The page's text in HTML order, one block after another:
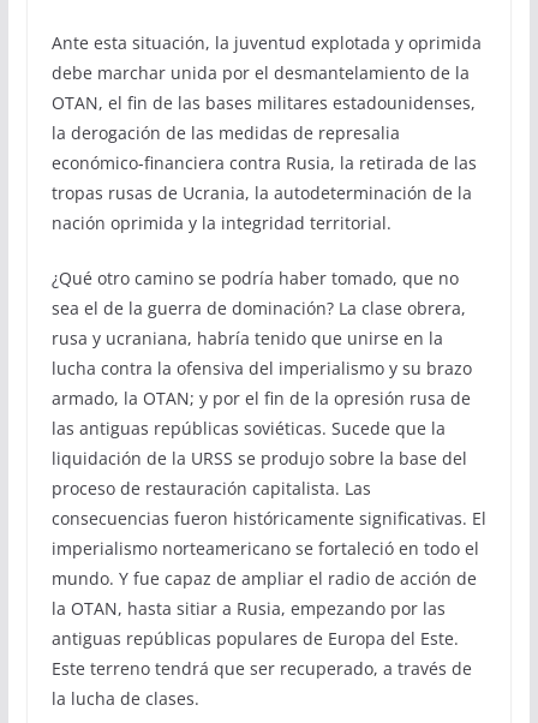
Ante esta situación, la juventud explotada y oprimida
debe marchar unida por el desmantelamiento de la
OTAN, el fin de las bases militares estadounidenses,
la derogación de las medidas de represalia
económico-financiera contra Rusia, la retirada de las
tropas rusas de Ucrania, la autodeterminación de la
nación oprimida y la integridad territorial.
¿Qué otro camino se podría haber tomado, que no
sea el de la guerra de dominación? La clase obrera,
rusa y ucraniana, habría tenido que unirse en la
lucha contra la ofensiva del imperialismo y su brazo
armado, la OTAN; y por el fin de la opresión rusa de
las antiguas repúblicas soviéticas. Sucede que la
liquidación de la URSS se produjo sobre la base del
proceso de restauración capitalista. Las
consecuencias fueron históricamente significativas. El
imperialismo norteamericano se fortaleció en todo el
mundo. Y fue capaz de ampliar el radio de acción de
la OTAN, hasta sitiar a Rusia, empezando por las
antiguas repúblicas populares de Europa del Este.
Este terreno tendrá que ser recuperado, a través de
la lucha de clases.